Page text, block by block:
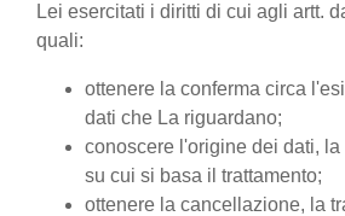
Lei esercitati i diritti di cui agli artt.
quali:
ottenere la conferma circa
dati che La riguardano;
conoscere l'origine dei dati,
su cui si basa il trattamento;
ottenere la cancellazione, la